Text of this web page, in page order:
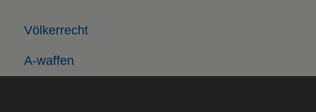
A-waffen
Völkerrecht